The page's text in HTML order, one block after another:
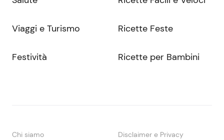
Viaggi e Turismo
Festività
Ricette Feste
Ricette per Bambini
Chi siamo Disclaimer e Privacy